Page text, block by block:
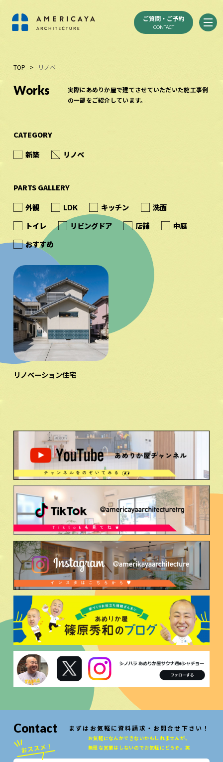
ご質問・ご予約
CONTACT
TOP > リノベ
Works
実際にあめりか屋で建てさせていただいた施工事例
の一部をご紹介しています。
CATEGORY
新築 リノベ
PARTS GALLERY
外観 LDK キッチン 洗面
トイレ リビングドア 店舗 中庭
おすすめ
リノベーション住宅
Contact まずはお気軽に資料請求・お問合せ下さい！
お気軽になんかできないかもしれませんが、
無理な営業はしないのでお気軽にどうぞ。笑